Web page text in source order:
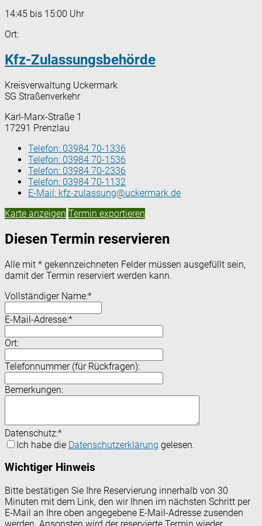
14:45 bis 15:00 Uhr
Ort:
Kfz-Zulassungsbehörde
Kreisverwaltung Uckermark
SG Straßenverkehr
Karl-Marx-Straße 1
17291 Prenzlau
Telefon: 03984 70-1336
Telefon: 03984 70-1536
Telefon: 03984 70-2336
Telefon: 03984 70-1132
E-Mail: kfz-zulassung@uckermark.de
Karte anzeigen Termin exportieren
Diesen Termin reservieren
Alle mit * gekennzeichneten Felder müssen ausgefüllt sein,
damit der Termin reserviert werden kann.
Vollständiger Name:*
E-Mail-Adresse:*
Ort:
Telefonnummer (für Rückfragen):
Bemerkungen:
Datenschutz:*
Ich habe die Datenschutzerklärung gelesen.
Wichtiger Hinweis
Bitte bestätigen Sie Ihre Reservierung innerhalb von 30
Minuten mit dem Link, den wir Ihnen im nächsten Schritt per
E-Mail an Ihre oben angegebene E-Mail-Adresse zusenden